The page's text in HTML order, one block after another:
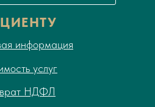
информация
НДФЛ
услуг